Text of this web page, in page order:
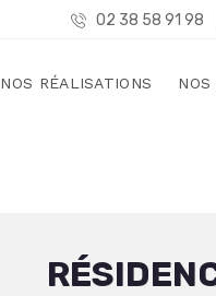
02 38 58 91 98
NOS RÉALISATIONS NOS